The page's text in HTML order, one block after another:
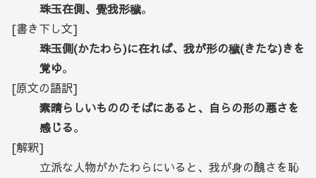
珠玉在側、覺我形穢。
[書き下し文]
珠玉側(かたわら)に在れば、我が形の穢(きたな)きを
覚ゆ。
[原文の語訳]
素晴らしいもののそばにあると、自らの形の悪さを
感じる。
[解釈]
立派な人物がかたわらにいると、我が身の醜さを恥